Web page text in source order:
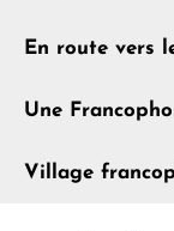
En route vers
Une
Village